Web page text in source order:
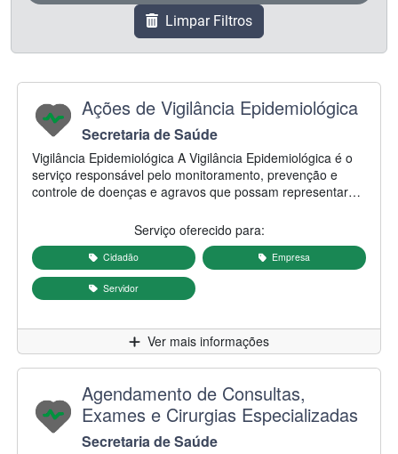
Limpar Filtros
Nome do serviço:
Ações de Vigilância Epidemiológica
Secretaria/Autarquia responsável:
Secretaria de Saúde
Descrição do serviço:
Vigilância Epidemiológica A Vigilância Epidemiológica é o
serviço responsável pelo monitoramento, prevenção e
controle de doenças e agravos que possam representar
atividades estão a identificação e investigação de casos e
surtos, o acompanhamento de doenças de notificação
compulsória, o monitoramento da situação epidemiológica
do município e o desenvolvimento de ações de prevenção,
controle e orientação à população e aos serviços de
para a adoção de medidas que promovem a proteção da
saúde coletiva e a redução da ocorrência e da transmissão
Serviço oferecido para:
Cidadão Empresa
Servidor
Ver mais informações
Nome do serviço:
Agendamento de Consultas,
Exames e Cirurgias Especializadas
Secretaria/Autarquia responsável:
Secretaria de Saúde